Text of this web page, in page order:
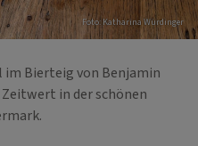
Foto: Katharina Würdinger
Bierteig von Benjamin
in der schönen